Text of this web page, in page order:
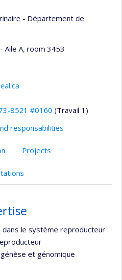
- Département de
Aile A, room 3453
8521 #0160 (Travail 1)
responsabilities
Projects
le système reproducteur
et génomique